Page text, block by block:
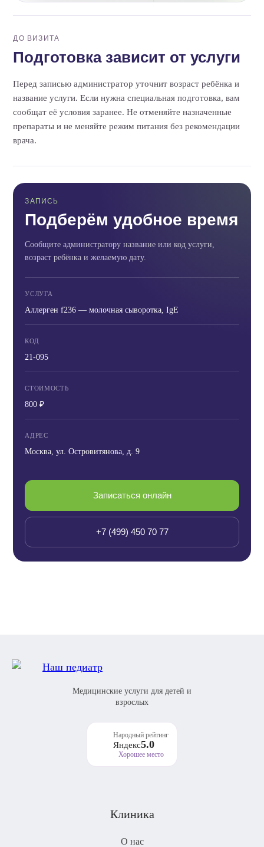
ДО ВИЗИТА
Подготовка зависит от услуги
Перед записью администратор уточнит возраст ребёнка и
название услуги. Если нужна специальная подготовка, вам
сообщат её условия заранее. Не отменяйте назначенные
препараты и не меняйте режим питания без рекомендации
врача.
ЗАПИСЬ
Подберём удобное время
Сообщите администратору название или код услуги,
возраст ребёнка и желаемую дату.
УСЛУГА
Аллерген f236 — молочная сыворотка, IgE
КОД
21-095
СТОИМОСТЬ
800 ₽
АДРЕС
Москва, ул. Островитянова, д. 9
Записаться онлайн
+7 (499) 450 70 77
Медицинские услуги для детей и
взрослых
Народный рейтинг
Яндекс5.0
Хорошее место
Клиника
О нас